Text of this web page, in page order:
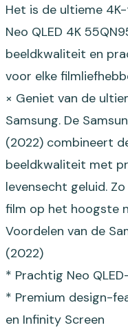
Het is de ultieme
Neo QLED 4K
beeldkwaliteit en
voor elke
× Geniet van de
Samsung. De
(2022) combineert
beeldkwaliteit met
levensecht geluid.
film op het hoogste
Voordelen van de
(2022)
* Prachtig Neo
* Premium design-
en Infinity Screen